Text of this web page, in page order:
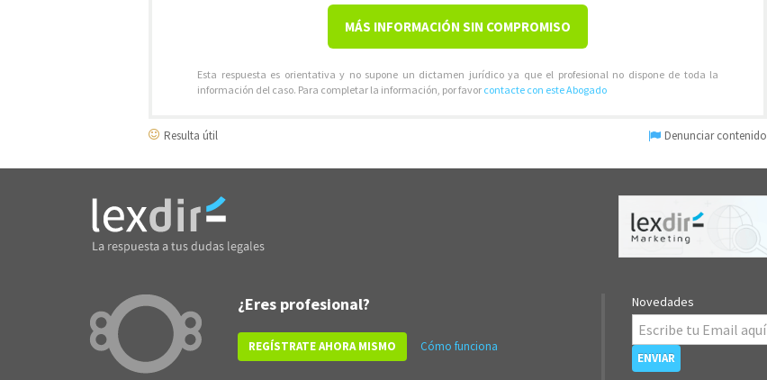
MÁS INFORMACIÓN SIN COMPROMISO
Esta respuesta es orientativa y no supone un dictamen jurídico ya que el profesional no dispone de toda la
información del caso. Para completar la información, por favor contacte con este Abogado
Resulta útil Denunciar contenido
¿Eres profesional?
REGÍSTRATE AHORA MISMO Cómo funciona
Novedades